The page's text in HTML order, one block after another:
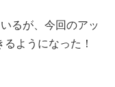
るが、今回のアッ
ようになった！